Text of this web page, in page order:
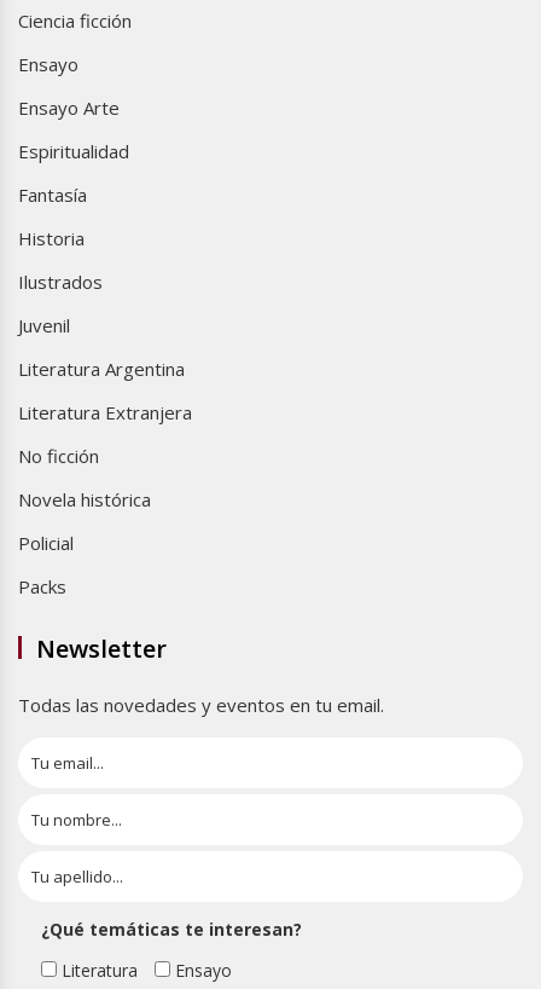
Ciencia ficción
Ensayo
Ensayo Arte
Espiritualidad
Fantasía
Historia
Ilustrados
Juvenil
Literatura Argentina
Literatura Extranjera
No ficción
Novela histórica
Policial
Packs
Newsletter
Todas las novedades y eventos en tu email.
¿Qué temáticas te interesan?
Literatura
Ensayo